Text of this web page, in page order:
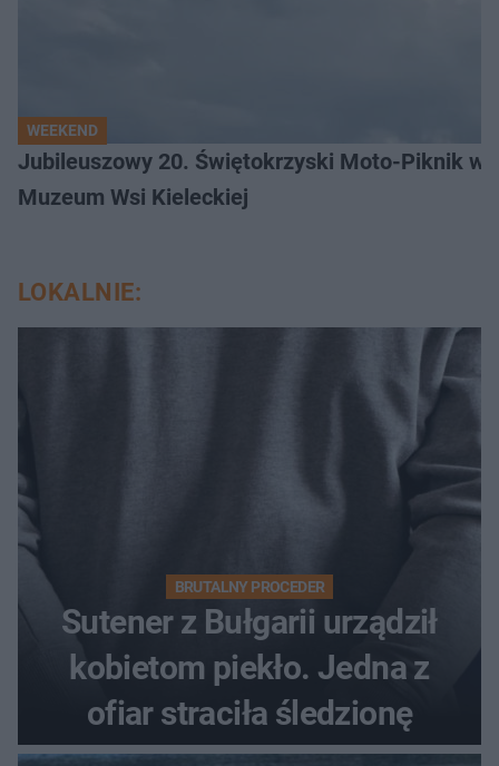
WEEKEND
Jubileuszowy 20. Świętokrzyski Moto-Piknik w
Muzeum Wsi Kieleckiej
LOKALNIE:
BRUTALNY PROCEDER
Sutener z Bułgarii urządził
kobietom piekło. Jedna z
ofiar straciła śledzionę